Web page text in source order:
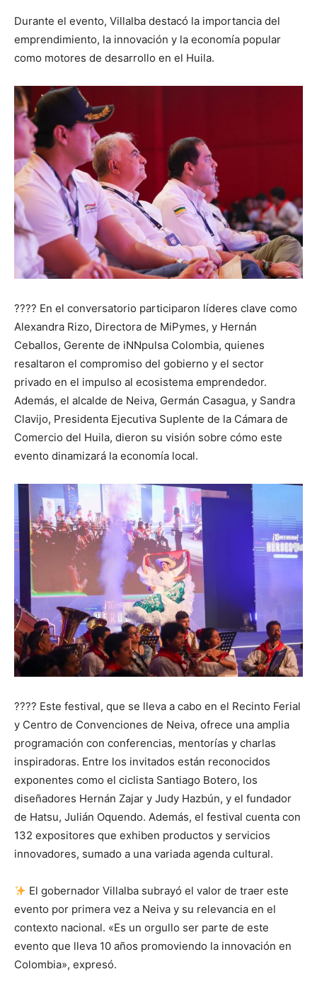
Durante el evento, Villalba destacó la importancia del
emprendimiento, la innovación y la economía popular
como motores de desarrollo en el Huila.
???? En el conversatorio participaron líderes clave como
Alexandra Rizo, Directora de MiPymes, y Hernán
Ceballos, Gerente de iNNpulsa Colombia, quienes
resaltaron el compromiso del gobierno y el sector
privado en el impulso al ecosistema emprendedor.
Además, el alcalde de Neiva, Germán Casagua, y Sandra
Clavijo, Presidenta Ejecutiva Suplente de la Cámara de
Comercio del Huila, dieron su visión sobre cómo este
evento dinamizará la economía local.
???? Este festival, que se lleva a cabo en el Recinto Ferial
y Centro de Convenciones de Neiva, ofrece una amplia
programación con conferencias, mentorías y charlas
inspiradoras. Entre los invitados están reconocidos
exponentes como el ciclista Santiago Botero, los
diseñadores Hernán Zajar y Judy Hazbún, y el fundador
de Hatsu, Julián Oquendo. Además, el festival cuenta con
132 expositores que exhiben productos y servicios
innovadores, sumado a una variada agenda cultural.
El gobernador Villalba subrayó el valor de traer este
evento por primera vez a Neiva y su relevancia en el
contexto nacional. «Es un orgullo ser parte de este
evento que lleva 10 años promoviendo la innovación en
Colombia», expresó.